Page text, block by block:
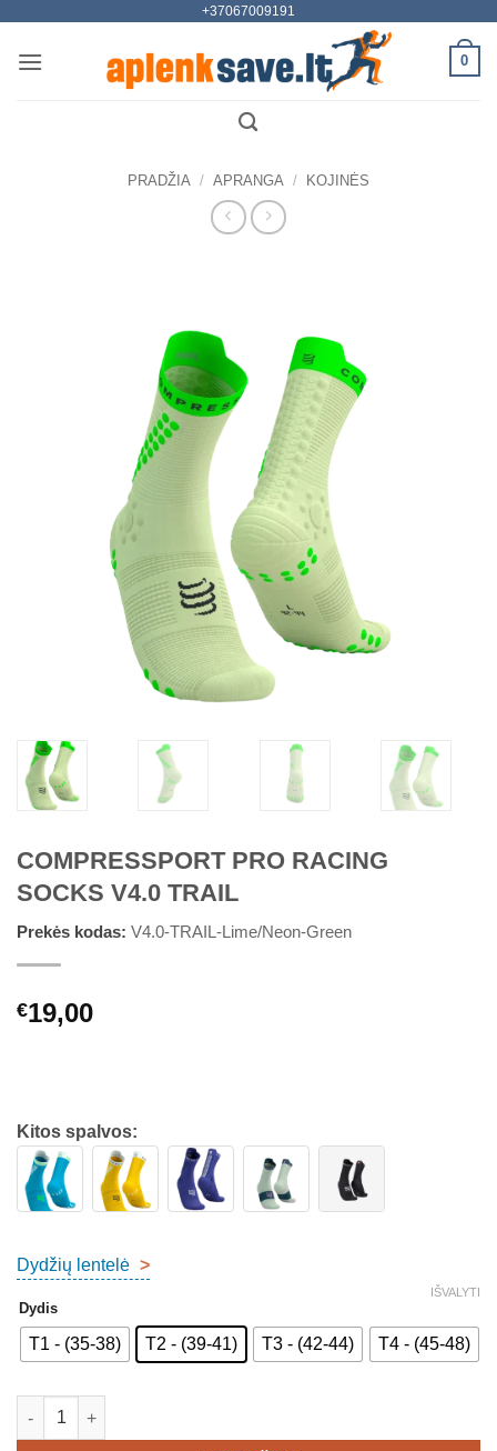
content
+37067009191
0
PRADŽIA / APRANGA / KOJINĖS
COMPRESSPORT PRO RACING
SOCKS V4.0 TRAIL
Prekės kodas: V4.0-TRAIL-Lime/Neon-Green
€19,00
Kitos spalvos:
Dydžių lentelė >
Dydis
T1 - (35-38) T2 - (39-41) T3 - (42-44) T4 - (45-48)
IŠVALYTI
produkto kiekis: COMPRESSPORT PRO RACING SOCKS V4.0